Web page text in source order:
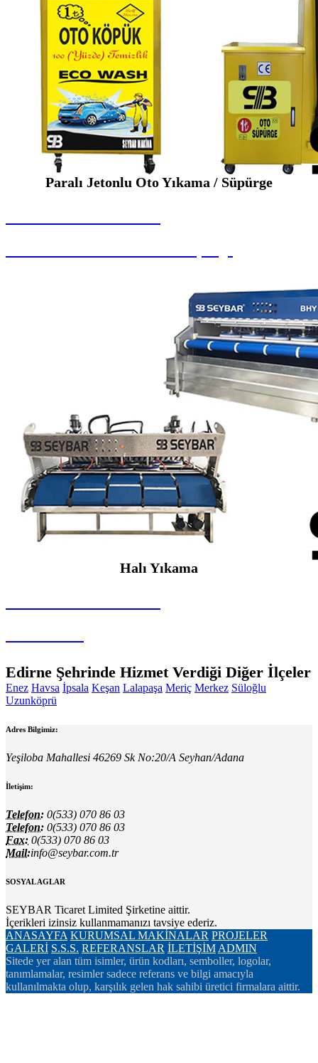
Paralı Jetonlu Oto Yıkama / Süpürge
Halı Yıkama
Edirne Şehrinde Hizmet Verdiği Diğer İlçeler
Enez Havsa İpsala Keşan Lalapaşa Meriç Merkez Süloğlu
Uzunköprü
Adres Bilgimiz:
Yeşiloba Mahallesi 46269 Sk No:20/A Seyhan/Adana
İletişim:
Telefon: 0(533) 070 86 03
Telefon: 0(533) 070 86 03
Fax: 0(533) 070 86 03
Mail:info@seybar.com.tr
SOSYAL AGLAR
SEYBAR Ticaret Limited Şirketine aittir.
İçerikleri izinsiz kullanmamanızı tavsiye ederiz.
ANASAYFA KURUMSAL MAKİNALAR PROJELER
GALERİ S.S.S. REFERANSLAR İLETİŞİM ADMIN
Sitede yer alan tüm isimler, ürün kodları, semboller, logolar,
tanımlamalar, resimler sadece referans ve bilgi amacıyla
kullanılmakta olup, karşılık gelen hak sahibi üretici firmalara aittir.